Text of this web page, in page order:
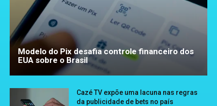
Modelo do Pix desafia controle financeiro dos
EUA sobre o Brasil
Cazé TV expõe uma lacuna nas regras
da publicidade de bets no país